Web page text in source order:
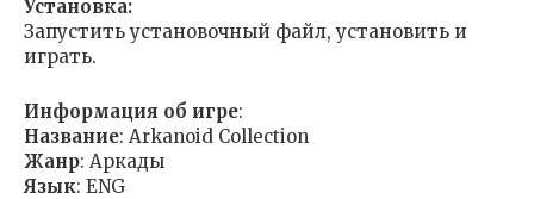
Установка:
Запустить установочный файл, установить и
играть.
Информация об игре:
Название: Arkanoid Collection
Жанр: Аркады
Язык: ENG